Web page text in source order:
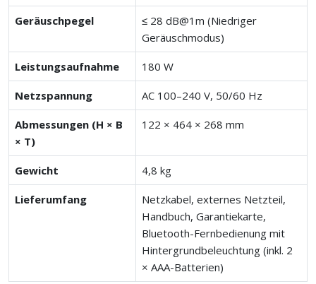
Geräuschpegel
≤ 28 dB@1m (Niedriger
Geräuschmodus)
Leistungsaufnahme 180 W
Netzspannung AC 100–240 V, 50/60 Hz
Abmessungen (H × B
× T)
122 × 464 × 268 mm
Gewicht 4,8 kg
Lieferumfang
Netzkabel, externes Netzteil,
Handbuch, Garantiekarte,
Bluetooth-Fernbedienung mit
Hintergrundbeleuchtung (inkl. 2
× AAA-Batterien)